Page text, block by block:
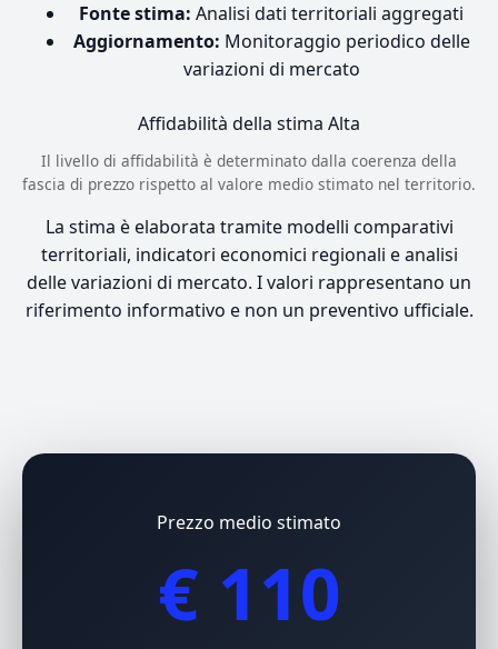
Fonte stima: Analisi dati territoriali aggregati
Aggiornamento: Monitoraggio periodico delle
variazioni di mercato
Affidabilità della stima Alta
Il livello di affidabilità è determinato dalla coerenza della
fascia di prezzo rispetto al valore medio stimato nel territorio.
La stima è elaborata tramite modelli comparativi
territoriali, indicatori economici regionali e analisi
delle variazioni di mercato. I valori rappresentano un
riferimento informativo e non un preventivo ufficiale.
Prezzo medio stimato
€ 110